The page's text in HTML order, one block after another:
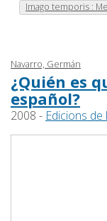
Imago temporis :
Navarro, Germán
¿Quién es
español?
2008 - Edicions